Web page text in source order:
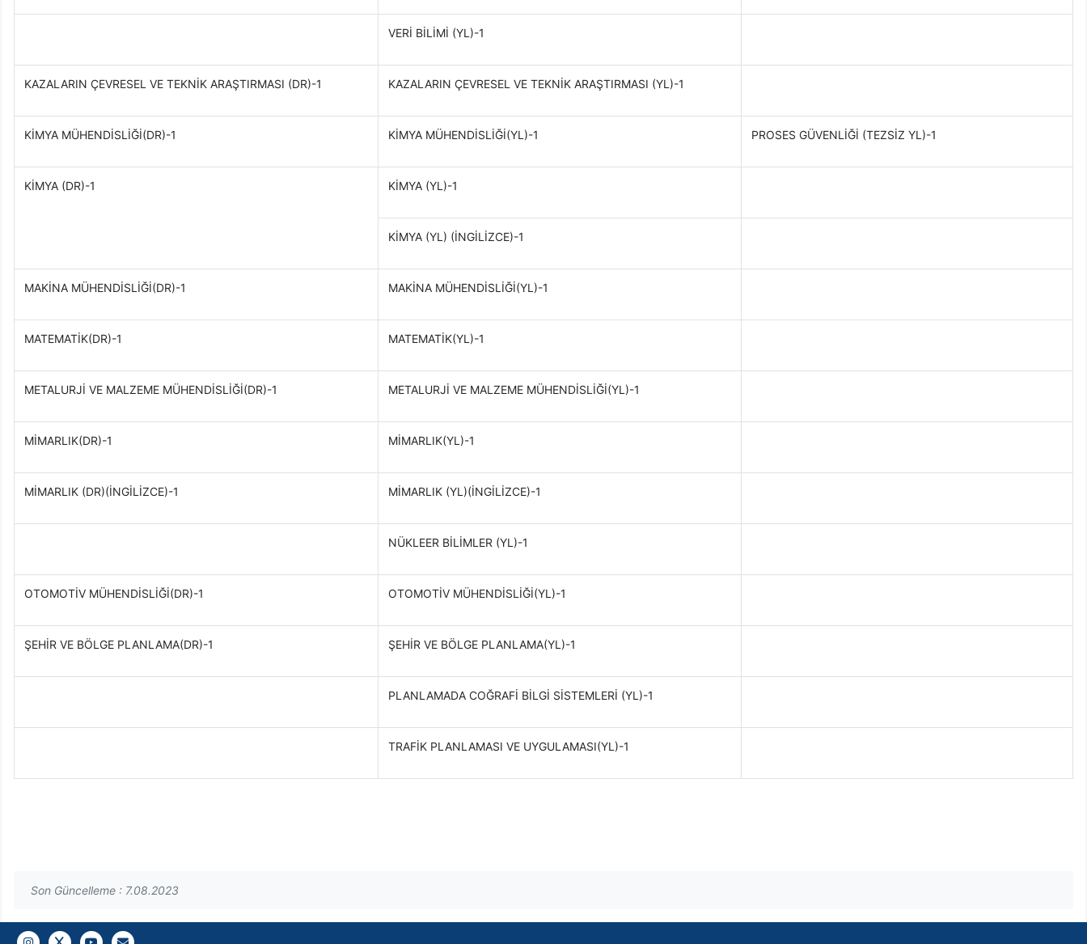
VERİ BİLİMİ (YL)-1
KAZALARIN ÇEVRESEL VE TEKNİK ARAŞTIRMASI (DR)-1 KAZALARIN ÇEVRESEL VE TEKNİK ARAŞTIRMASI (YL)-1
KİMYA MÜHENDİSLİĞİ(DR)-1 KİMYA MÜHENDİSLİĞİ(YL)-1 PROSES GÜVENLİĞİ (TEZSİZ YL)-1
KİMYA (DR)-1 KİMYA (YL)-1
KİMYA (YL) (İNGİLİZCE)-1
MAKİNA MÜHENDİSLİĞİ(DR)-1 MAKİNA MÜHENDİSLİĞİ(YL)-1
MATEMATİK(DR)-1 MATEMATİK(YL)-1
METALURJİ VE MALZEME MÜHENDİSLİĞİ(DR)-1 METALURJİ VE MALZEME MÜHENDİSLİĞİ(YL)-1
MİMARLIK(DR)-1 MİMARLIK(YL)-1
MİMARLIK (DR)(İNGİLİZCE)-1 MİMARLIK (YL)(İNGİLİZCE)-1
NÜKLEER BİLİMLER (YL)-1
OTOMOTİV MÜHENDİSLİĞİ(DR)-1 OTOMOTİV MÜHENDİSLİĞİ(YL)-1
ŞEHİR VE BÖLGE PLANLAMA(DR)-1 ŞEHİR VE BÖLGE PLANLAMA(YL)-1
PLANLAMADA COĞRAFİ BİLGİ SİSTEMLERİ (YL)-1
TRAFİK PLANLAMASI VE UYGULAMASI(YL)-1
Son Güncelleme : 7.08.2023
InstagramTwitterYouTubeGazi E-Mail